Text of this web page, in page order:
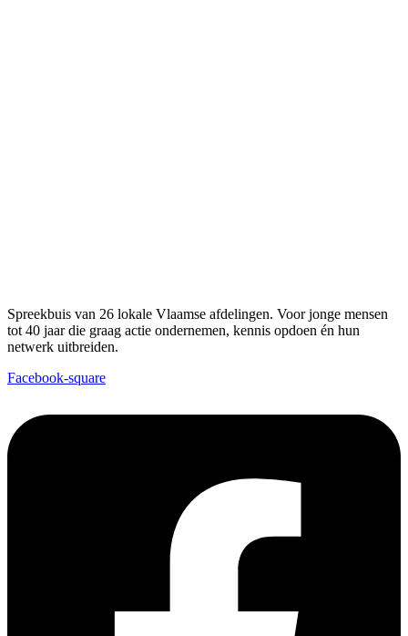
Spreekbuis van 26 lokale Vlaamse afdelingen. Voor jonge mensen
tot 40 jaar die graag actie ondernemen, kennis opdoen én hun
netwerk uitbreiden.
Facebook-square